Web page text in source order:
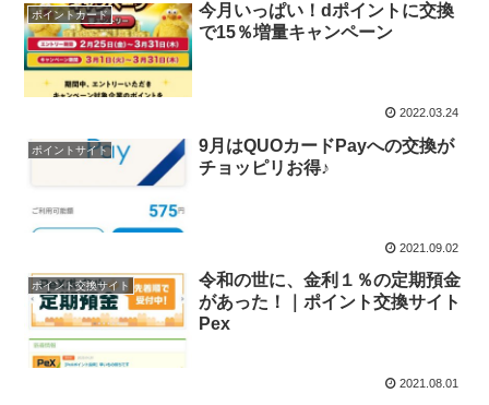
ポイントカード
今月いっぱい！dポイントに交換
で15％増量キャンペーン
2022.03.24
ポイントサイト
9月はQUOカードPayへの交換が
チョッピリお得♪
2021.09.02
ポイント交換サイト
令和の世に、金利１％の定期預金
があった！｜ポイント交換サイト
Pex
2021.08.01